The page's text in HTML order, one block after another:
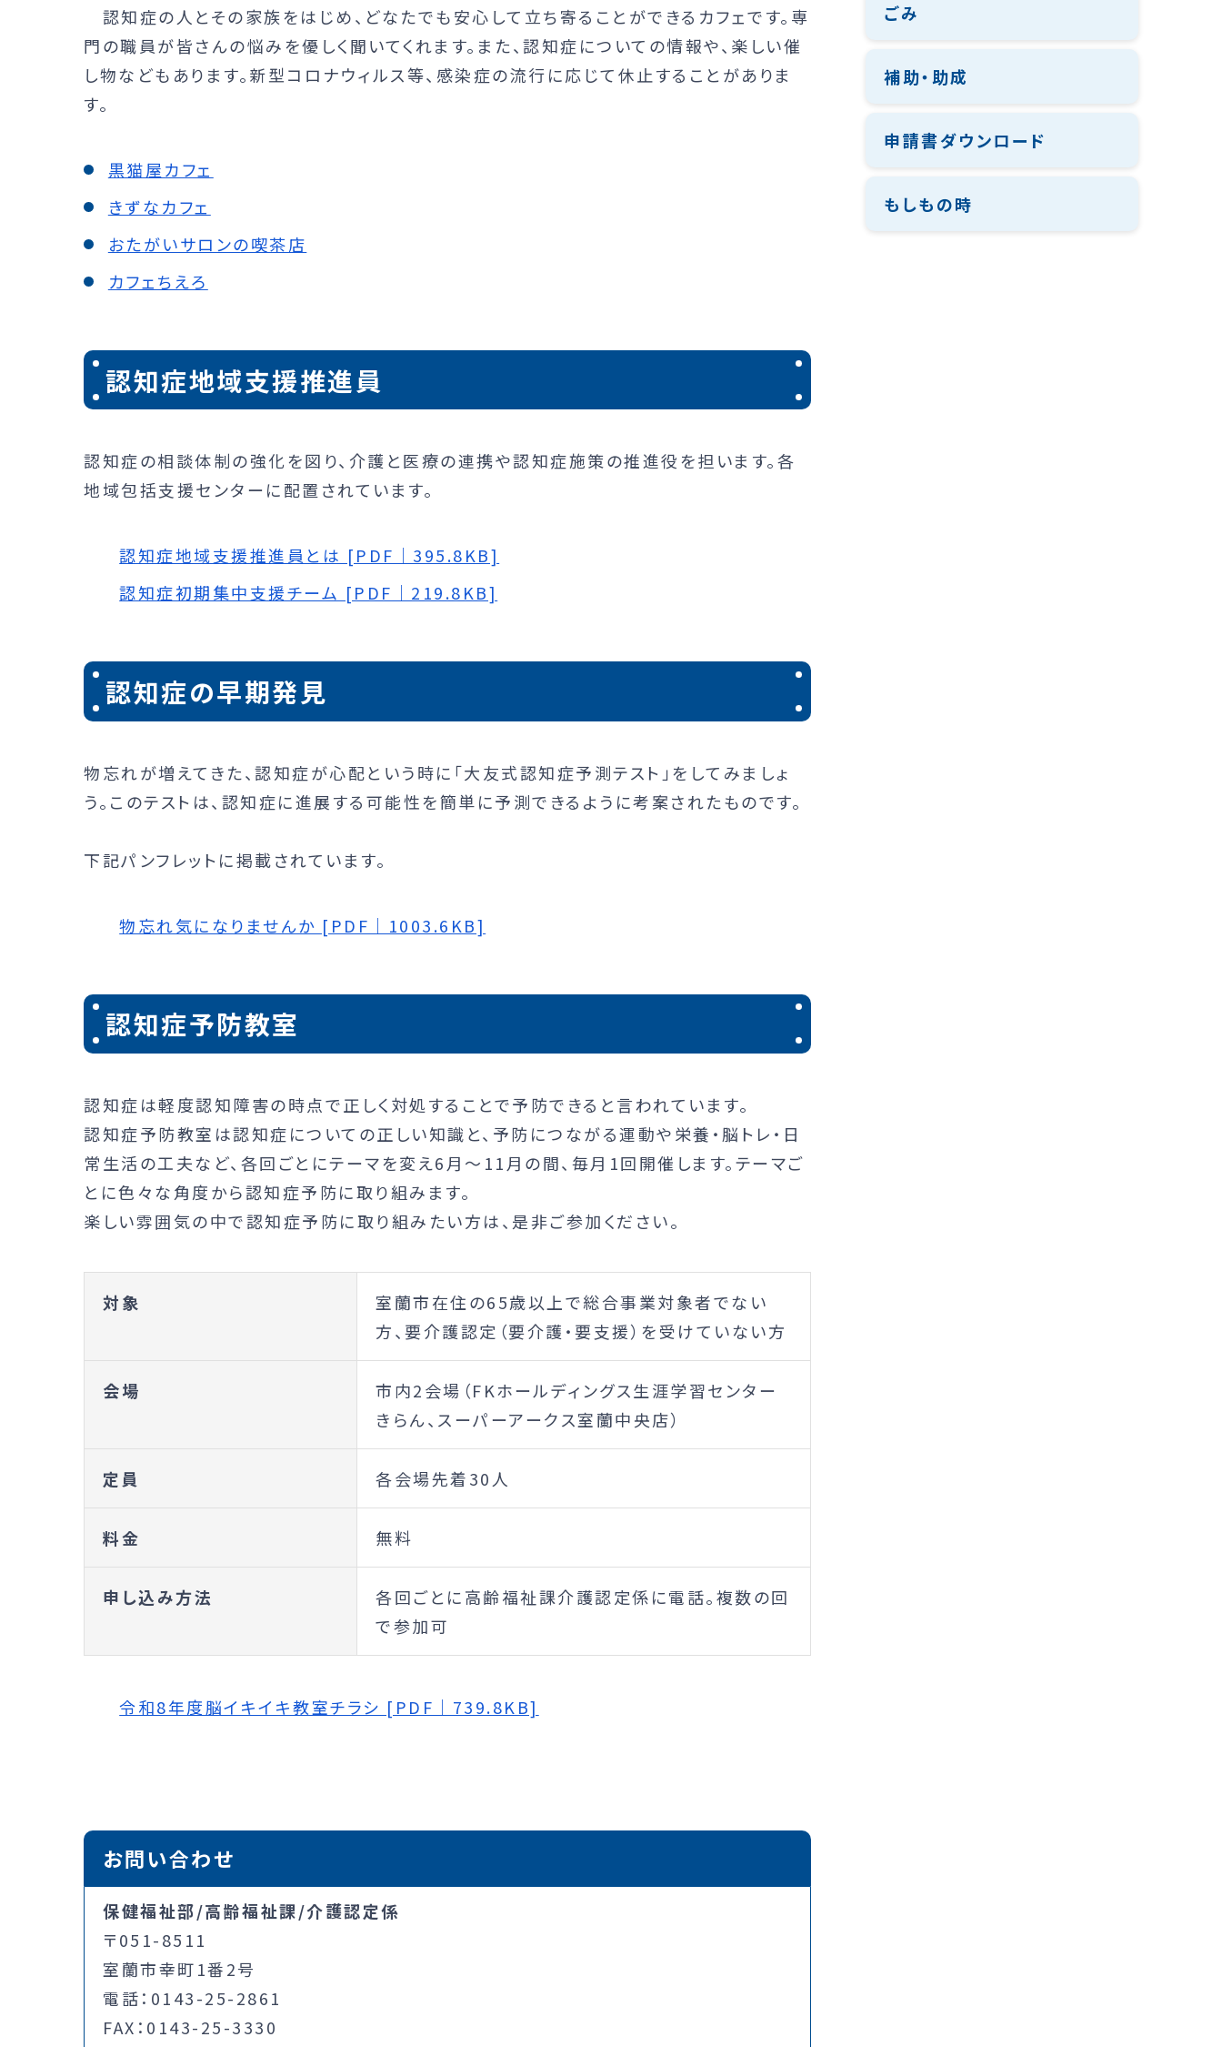
認知症の人とその家族をはじめ、どなたでも安心して立ち寄ることができるカフェです。専
門の職員が皆さんの悩みを優しく聞いてくれます。また、認知症についての情報や、楽しい催
し物などもあります。新型コロナウィルス等、感染症の流行に応じて休止することがありま
す。
黒猫屋カフェ
きずなカフェ
おたがいサロンの喫茶店
カフェちえろ
認知症地域支援推進員
認知症の相談体制の強化を図り、介護と医療の連携や認知症施策の推進役を担います。各
地域包括支援センターに配置されています。
認知症地域支援推進員とは [PDF｜395.8KB]
認知症初期集中支援チーム [PDF｜219.8KB]
認知症の早期発見
物忘れが増えてきた、認知症が心配という時に「大友式認知症予測テスト」をしてみましょ
う。このテストは、認知症に進展する可能性を簡単に予測できるように考案されたものです。
下記パンフレットに掲載されています。
物忘れ気になりませんか [PDF｜1003.6KB]
認知症予防教室
認知症は軽度認知障害の時点で正しく対処することで予防できると言われています。
認知症予防教室は認知症についての正しい知識と、予防につながる運動や栄養・脳トレ・日
常生活の工夫など、各回ごとにテーマを変え6月～11月の間、毎月1回開催します。テーマご
とに色々な角度から認知症予防に取り組みます。
楽しい雰囲気の中で認知症予防に取り組みたい方は、是非ご参加ください。
対象
室蘭市在住の65歳以上で総合事業対象者でない
方、要介護認定（要介護・要支援）を受けていない方
会場
市内2会場（FKホールディングス生涯学習センター
きらん、スーパーアークス室蘭中央店）
定員 各会場先着30人
料金 無料
申し込み方法
各回ごとに高齢福祉課介護認定係に電話。複数の回
で参加可
令和8年度脳イキイキ教室チラシ [PDF｜739.8KB]
お問い合わせ
保健福祉部/高齢福祉課/介護認定係
〒051-8511
室蘭市幸町1番2号
電話：0143-25-2861
FAX：0143-25-3330
ごみ
補助・助成
申請書ダウンロード
もしもの時